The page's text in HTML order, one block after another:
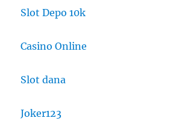
Slot Depo 10k
Casino Online
Slot dana
Joker123